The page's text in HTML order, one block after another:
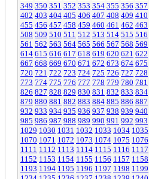
349 350 351 352 353 354 355 356 357
402 403 404 405 406 407 408 409 410
455 456 457 458 459 460 461 462 463
508 509 510 511 512 513 514 515 516
561 562 563 564 565 566 567 568 569
614 615 616 617 618 619 620 621 622
667 668 669 670 671 672 673 674 675
720 721 722 723 724 725 726 727 728
773 774 775 776 777 778 779 780 781
826 827 828 829 830 831 832 833 834
879 880 881 882 883 884 885 886 887
932 933 934 935 936 937 938 939 940
985 986 987 988 989 990 991 992 993
1029 1030 1031 1032 1033 1034 1035
1070 1071 1072 1073 1074 1075 1076
1111 1112 1113 1114 1115 1116 1117
1152 1153 1154 1155 1156 1157 1158
1193 1194 1195 1196 1197 1198 1199